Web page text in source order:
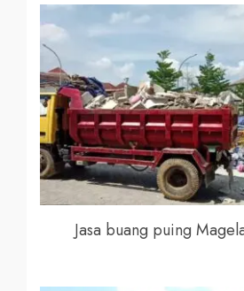
Jasa buang puing